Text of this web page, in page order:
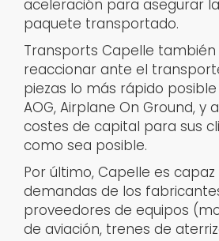
aceleración para asegurar
paquete transportado.
Transports Capelle
reaccionar ante el
piezas lo más rápido
AOG, Airplane On Ground, y
costes de capital para sus
como sea posible.
Por último, Capelle es
demandas de los
proveedores de equipos
de aviación, trenes de